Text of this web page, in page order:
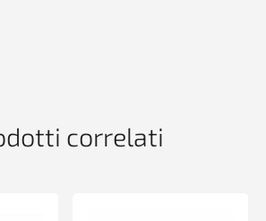
correlati